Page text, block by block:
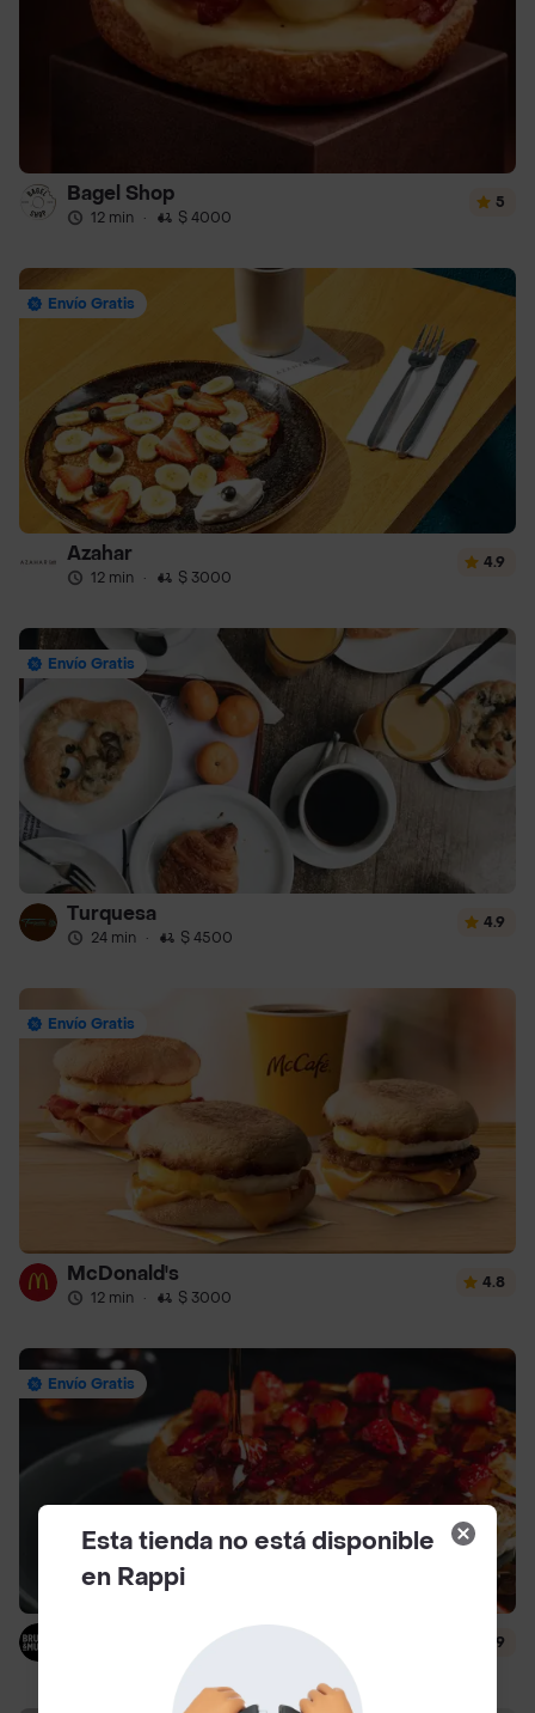
Bagel Shop
12 min · $ 4000
5
Envío Gratis
Azahar
12 min · $ 3000
4.9
Envío Gratis
Turquesa
24 min · $ 4500
4.9
Envío Gratis
McDonald's
12 min · $ 3000
4.8
Envío Gratis
Brunch & Munch
$ 4500
4.9
Esta tienda no está disponible
en Rappi